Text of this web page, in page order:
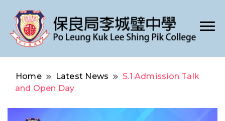
Po Leung Kuk Lee Shing Pik College
Home Latest News
S.1 Admission Talk
and Open Day